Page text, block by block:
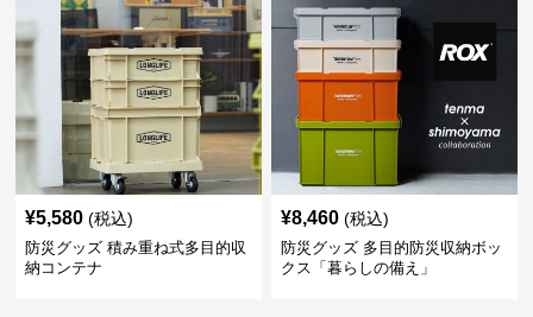
¥5,580 (税込)
防災グッズ 積み重ね式多目的収
納コンテナ
¥8,460 (税込)
防災グッズ 多目的防災収納ボッ
クス「暮らしの備え」